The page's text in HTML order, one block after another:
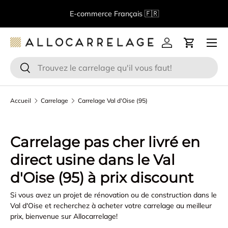
Aller au contenu
E-commerce Français 🇫🇷
Recherche
Rechercher
Se connecter
Panier
Menu
Accueil Carrelage Carrelage Val d'Oise (95)
Carrelage pas cher livré en
direct usine dans le Val
d'Oise (95) à prix discount
Si vous avez un projet de rénovation ou de construction dans le
Val d'Oise et recherchez à acheter votre carrelage au meilleur
prix, bienvenue sur Allocarrelage!